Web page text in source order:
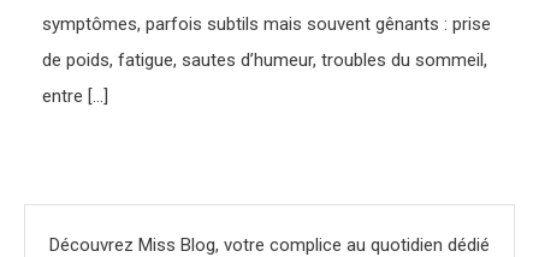
symptômes, parfois subtils mais souvent gênants : prise
de poids, fatigue, sautes d’humeur, troubles du sommeil,
entre […]
Découvrez Miss Blog, votre complice au quotidien dédié